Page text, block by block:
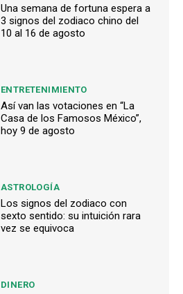
Una semana de fortuna espera a
3 signos del zodiaco chino del
10 al 16 de agosto
ENTRETENIMIENTO
Así van las votaciones en “La
Casa de los Famosos México”,
hoy 9 de agosto
ASTROLOGÍA
Los signos del zodiaco con
sexto sentido: su intuición rara
vez se equivoca
DINERO